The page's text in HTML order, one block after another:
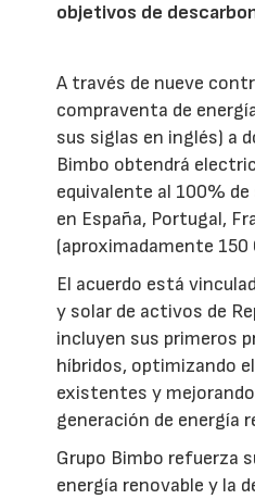
objetivos de
A través de nueve
compraventa de
sus siglas en inglés) a
Bimbo obtendrá
equivalente al 100%
en España, Portugal,
(aproximadamente 150
El acuerdo está
y solar de activos de
incluyen sus primeros
híbridos, optimizando
existentes y
generación de energía
Grupo Bimbo refuerza
energía renovable y la